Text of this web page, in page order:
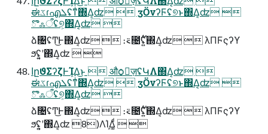
ಈػɾഎܠʢͳͥ΍Δ͔ʣ  ӡӦνʔϜʢ୭ͱ΍Δ͔ʣ 
ొஃऀʢ୭͕΍Δ͔ʣ 
ձ৔ʢͲ͜Ͱ΍Δ͔ʣ  ։࠵೔࣌ʢ͍ͭ΍Δ͔ʣ  λΠϜςʔϒ
ϧʢ͍͔ʹ΍Δ͔ʣ  
اըϑΣʔζͰܾΊΔ͜ͱ  औѻ͏ٕज़ʢԿΛ΍Δ͔ʣ 
ಈػɾഎܠʢͳͥ΍Δ͔ʣ  ӡӦνʔϜʢ୭ͱ΍Δ͔ʣ 
ొஃऀʢ୭͕΍Δ͔ʣ 
ձ৔ʢͲ͜Ͱ΍Δ͔ʣ  ։࠵೔࣌ʢ͍ͭ΍Δ͔ʣ  λΠϜςʔϒ
ϧʢ͍͔ʹ΍Δ͔ʣ 8)ΛܾΊΔ͚ͩ  